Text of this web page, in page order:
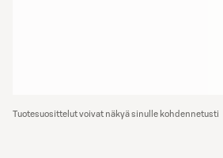
Tuotesuosittelut voivat näkyä sinulle kohdennetusti